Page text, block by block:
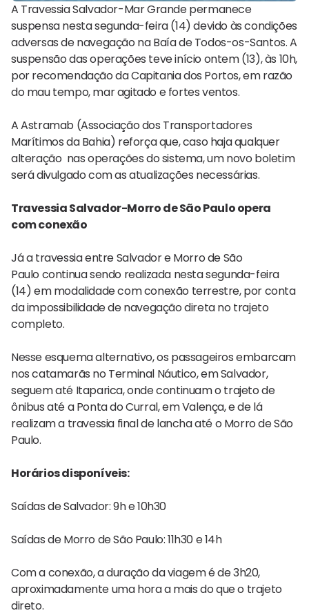
A Travessia Salvador-Mar Grande permanece
suspensa nesta segunda-feira (14) devido às condições
adversas de navegação na Baía de Todos-os-Santos. A
suspensão das operações teve início ontem (13), às 10h,
por recomendação da Capitania dos Portos, em razão
do mau tempo, mar agitado e fortes ventos.
A Astramab (Associação dos Transportadores
Marítimos da Bahia) reforça que, caso haja qualquer
alteração nas operações do sistema, um novo boletim
será divulgado com as atualizações necessárias.
Travessia Salvador-Morro de São Paulo opera
com conexão
Já a travessia entre Salvador e Morro de São
Paulo continua sendo realizada nesta segunda-feira
(14) em modalidade com conexão terrestre, por conta
da impossibilidade de navegação direta no trajeto
completo.
Nesse esquema alternativo, os passageiros embarcam
nos catamarãs no Terminal Náutico, em Salvador,
seguem até Itaparica, onde continuam o trajeto de
ônibus até a Ponta do Curral, em Valença, e de lá
realizam a travessia final de lancha até o Morro de São
Paulo.
Horários disponíveis:
Saídas de Salvador: 9h e 10h30
Saídas de Morro de São Paulo: 11h30 e 14h
Com a conexão, a duração da viagem é de 3h20,
aproximadamente uma hora a mais do que o trajeto
direto.